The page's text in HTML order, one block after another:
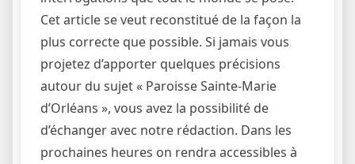
Cet article se veut reconstitué de la façon la
plus correcte que possible. Si jamais vous
projetez d’apporter quelques précisions
autour du sujet « Paroisse Sainte-Marie
d’Orléans », vous avez la possibilité de
d’échanger avec notre rédaction. Dans les
prochaines heures on rendra accessibles à